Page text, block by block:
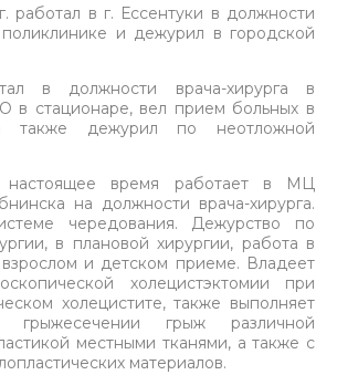
работал в г. Ессентуки в должности
поликлинике и дежурил в городской
в должности врача-хирурга в
в стационаре, вел прием больных в
также дежурил по неотложной
время работает в МЦ
на должности врача-хирурга.
чередования. Дежурство по
в плановой хирургии, работа в
и детском приеме. Владеет
холецистэктомии при
холецистите, также выполняет
грыжесечении грыж различной
местными тканями, а также с
материалов.